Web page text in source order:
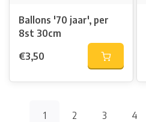
Ballons '70 jaar', per
8st 30cm
€3,50
1 2 3 4